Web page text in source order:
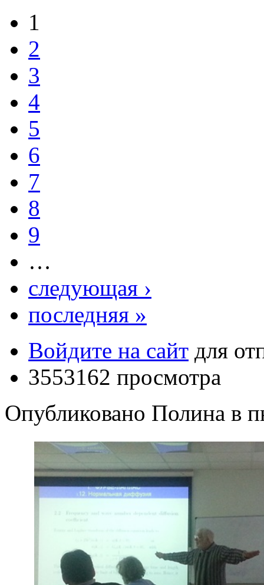
1
2
3
4
5
6
7
8
9
…
следующая ›
последняя »
Войдите на сайт для
3553162 просмотра
Опубликовано Полина в